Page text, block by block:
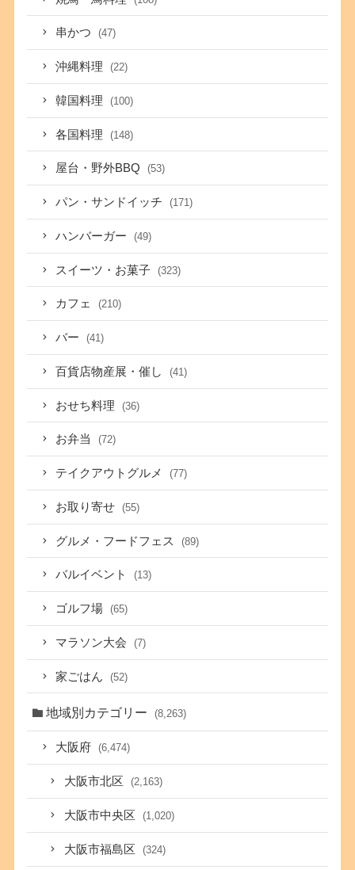
串かつ (47)
沖縄料理 (22)
韓国料理 (100)
各国料理 (148)
屋台・野外BBQ (53)
パン・サンドイッチ (171)
ハンバーガー (49)
スイーツ・お菓子 (323)
カフェ (210)
バー (41)
百貨店物産展・催し (41)
おせち料理 (36)
お弁当 (72)
テイクアウトグルメ (77)
お取り寄せ (55)
グルメ・フードフェス (89)
バルイベント (13)
ゴルフ場 (65)
マラソン大会 (7)
家ごはん (52)
地域別カテゴリー (8,263)
大阪府 (6,474)
大阪市北区 (2,163)
大阪市中央区 (1,020)
大阪市福島区 (324)